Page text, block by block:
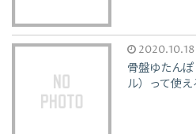
2020.10.18
骨盤ゆたん
ル）って使え